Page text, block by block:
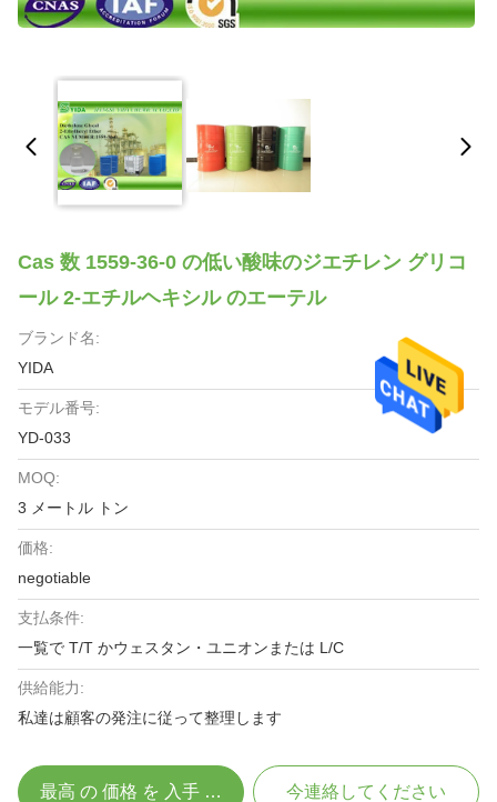
Cas 数 1559-36-0 の低い酸味のジエチレン グリコ
ール 2-エチルヘキシル のエーテル
ブランド名:
YIDA
モデル番号:
YD-033
MOQ:
3 メートル トン
価格:
negotiable
支払条件:
一覧で T/T かウェスタン・ユニオンまたは L/C
供給能力:
私達は顧客の発注に従って整理します
最高 の 価格 を 入手 する 今連絡してください